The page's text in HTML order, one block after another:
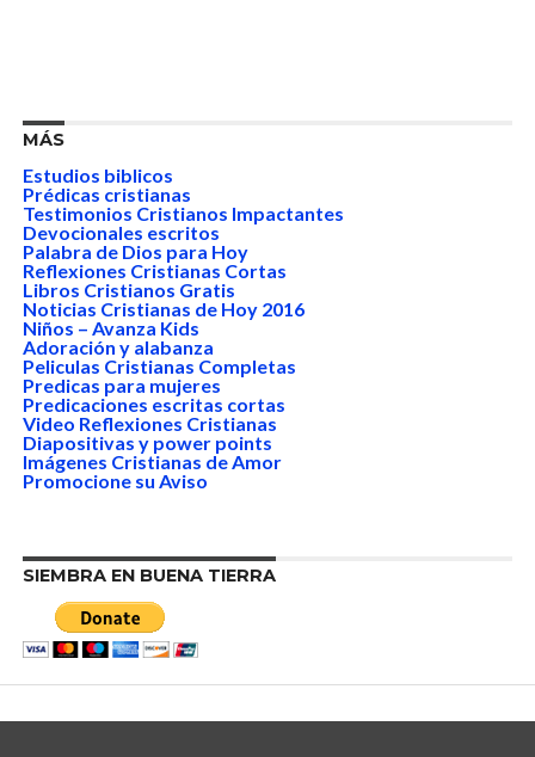
MÁS
Estudios biblicos
Prédicas cristianas
Testimonios Cristianos Impactantes
Devocionales escritos
Palabra de Dios para Hoy
Reflexiones Cristianas Cortas
Libros Cristianos Gratis
Noticias Cristianas de Hoy 2016
Niños – Avanza Kids
Adoración y alabanza
Peliculas Cristianas Completas
Predicas para mujeres
Predicaciones escritas cortas
Video Reflexiones Cristianas
Diapositivas y power points
Imágenes Cristianas de Amor
Promocione su Aviso
SIEMBRA EN BUENA TIERRA